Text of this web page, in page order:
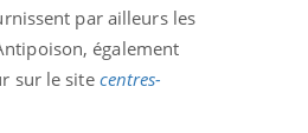
par ailleurs les
également
sur le site centres-